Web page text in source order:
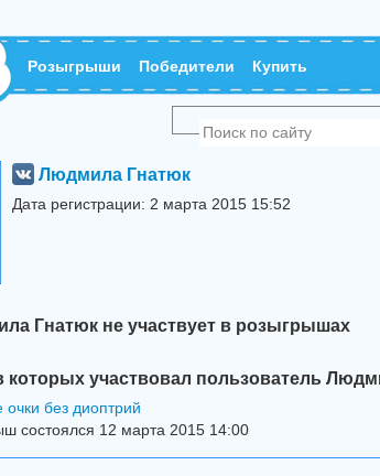
Розыгрыши Победители Купить
Людмила Гнатюк
Дата регистрации: 2 марта 2015 15:52
Гнатюк не участвует в розыгрышах
участвовал пользователь
без диоптрий
состоялся 12 марта 2015 14:00